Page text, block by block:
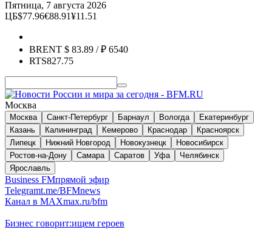
Пятница, 7 августа 2026
ЦБ$77.96€88.91¥11.51
BRENT $ 83.89 / ₽ 6540
RTS827.75
Москва
Москва Санкт-Петербург Барнаул Вологда
Екатеринбург
Казань
Калининград Кемерово Краснодар
Красноярск
Липецк
Нижний Новгород Новокузнецк
Новосибирск
Ростов-на-Дону
Самара Саратов Уфа
Челябинск
Ярославль
Business FMпрямой эфир
Telegramt.me/BFMnews
Канал в MAXmax.ru/bfm
Бизнес говорит:ищем героев